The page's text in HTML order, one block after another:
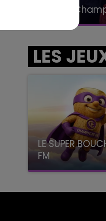
Le Club
LES
LE SUPER
FM
avec La Famille